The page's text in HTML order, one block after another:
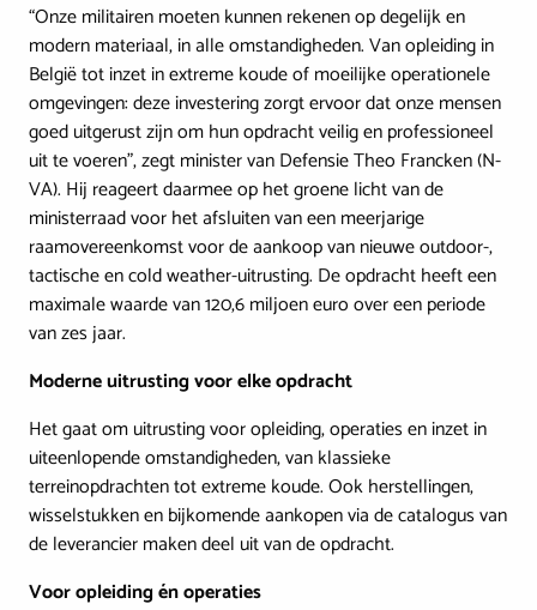
“Onze militairen moeten kunnen rekenen op degelijk en
modern materiaal, in alle omstandigheden. Van opleiding in
België tot inzet in extreme koude of moeilijke operationele
omgevingen: deze investering zorgt ervoor dat onze mensen
goed uitgerust zijn om hun opdracht veilig en professioneel
uit te voeren”, zegt minister van Defensie Theo Francken (N-
VA). Hij reageert daarmee op het groene licht van de
ministerraad voor het afsluiten van een meerjarige
raamovereenkomst voor de aankoop van nieuwe outdoor-,
tactische en cold weather-uitrusting. De opdracht heeft een
maximale waarde van 120,6 miljoen euro over een periode
van zes jaar.
Moderne uitrusting voor elke opdracht
Het gaat om uitrusting voor opleiding, operaties en inzet in
uiteenlopende omstandigheden, van klassieke
terreinopdrachten tot extreme koude. Ook herstellingen,
wisselstukken en bijkomende aankopen via de catalogus van
de leverancier maken deel uit van de opdracht.
Voor opleiding én operaties